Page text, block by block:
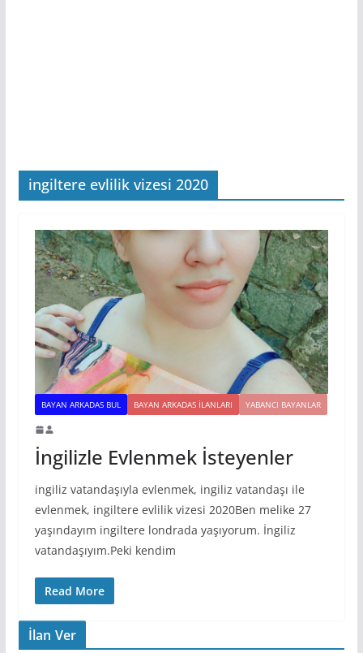
ingiltere evlilik vizesi 2020
BAYAN ARKADAS BUL BAYAN ARKADAS ILANLARI YABANCI BAYANLAR
İngilizle Evlenmek İsteyenler
ingiliz vatandaşıyla evlenmek, ingiliz vatandaşı ile
evlenmek, ingiltere evlilik vizesi 2020Ben melike 27
yaşındayım ingiltere londrada yaşıyorum. İngiliz
vatandaşıyım.Peki kendim
Read More
İlan Ver